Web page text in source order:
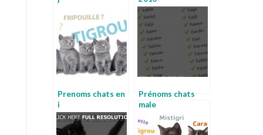
Prenoms chats en
i
Prénoms chats
male